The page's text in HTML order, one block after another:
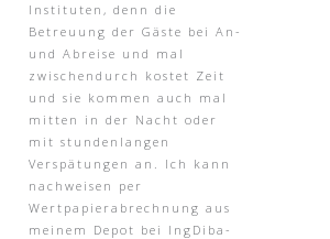
Instituten, denn die
Betreuung der Gäste bei An-
und Abreise und mal
zwischendurch kostet Zeit
und sie kommen auch mal
mitten in der Nacht oder
mit stundenlangen
Verspätungen an. Ich kann
nachweisen per
Wertpapierabrechnung aus
meinem Depot bei IngDiba-